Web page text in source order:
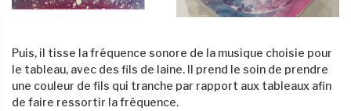
Puis, il tisse la fréquence sonore de la musique choisie pour
le tableau, avec des fils de laine. Il prend le soin de prendre
une couleur de fils qui tranche par rapport aux tableaux afin
de faire ressortir la fréquence.